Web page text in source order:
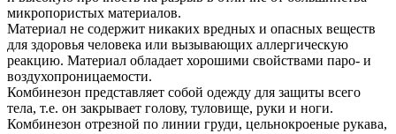
микропористых материалов.
Материал не содержит никаких вредных и опасных веществ
для здоровья человека или вызывающих аллергическую
реакцию. Материал обладает хорошими свойствами паро- и
воздухопроницаемости.
Комбинезон представляет собой одежду для защиты всего
тела, т.е. он закрывает голову, туловище, руки и ноги.
Комбинезон отрезной по линии груди, цельнокроеные рукава,